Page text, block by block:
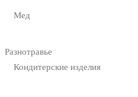
Мед
Разнотравье
Кондитерские изделия